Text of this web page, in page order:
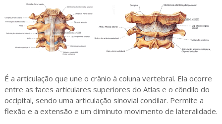
É a articulação que une o crânio à coluna vertebral. Ela ocorre
entre as faces articulares superiores do Atlas e o côndilo do
occipital, sendo uma articulação sinovial condilar. Permite a
flexão e a extensão e um diminuto movimento de lateralidade.